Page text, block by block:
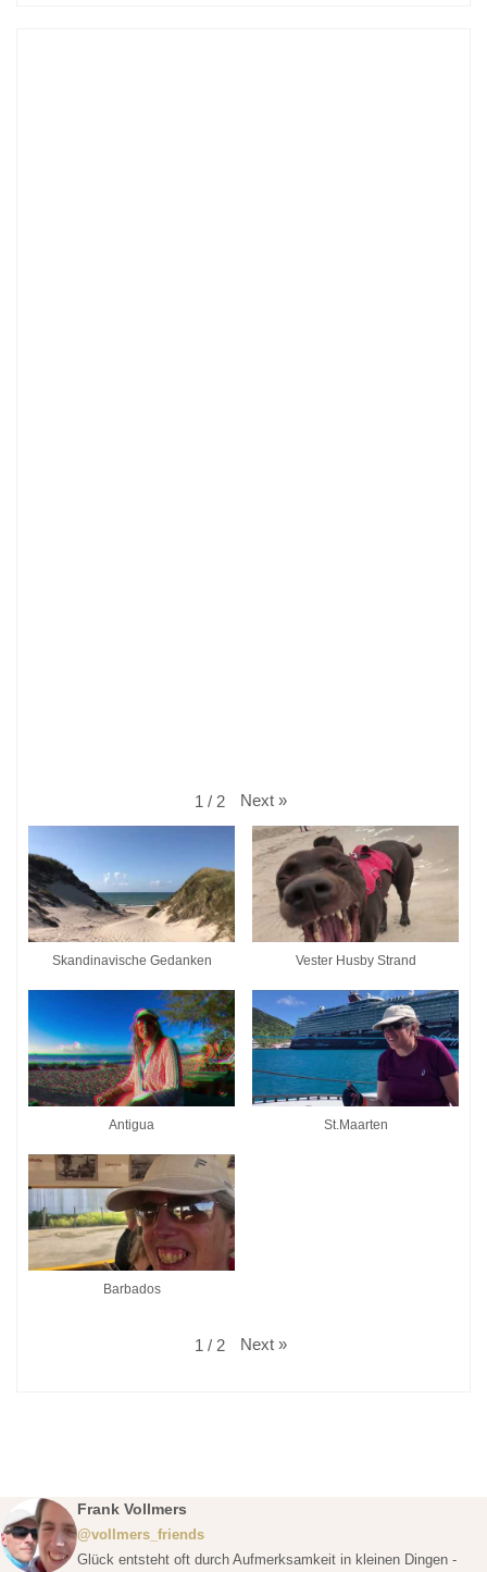
1 / 2 Next »
Skandinavische Gedanken Vester Husby Strand
Antigua St.Maarten
Barbados
1 / 2 Next »
Frank Vollmers
@vollmers_friends
Glück entsteht oft durch Aufmerksamkeit in kleinen Dingen -